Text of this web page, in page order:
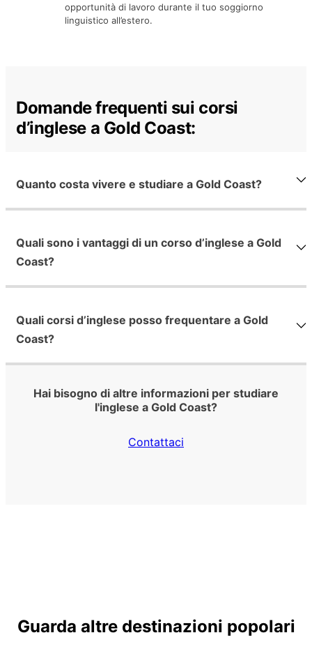
opportunità di lavoro durante il tuo soggiorno
linguistico all’estero.
Domande frequenti sui corsi
d’inglese a Gold Coast:
Quanto costa vivere e studiare a Gold Coast?
Quali sono i vantaggi di un corso d’inglese a Gold
Coast?
Quali corsi d’inglese posso frequentare a Gold
Coast?
Hai bisogno di altre informazioni per studiare
l'inglese a Gold Coast?
Contattaci
Guarda altre destinazioni popolari